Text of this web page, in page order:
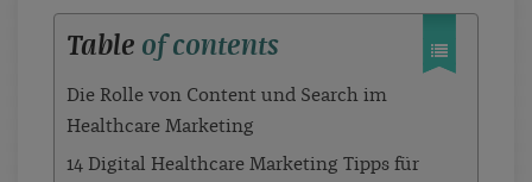
Table of contents
Die Rolle von Content und Search im
Healthcare Marketing
14 Digital Healthcare Marketing Tipps für